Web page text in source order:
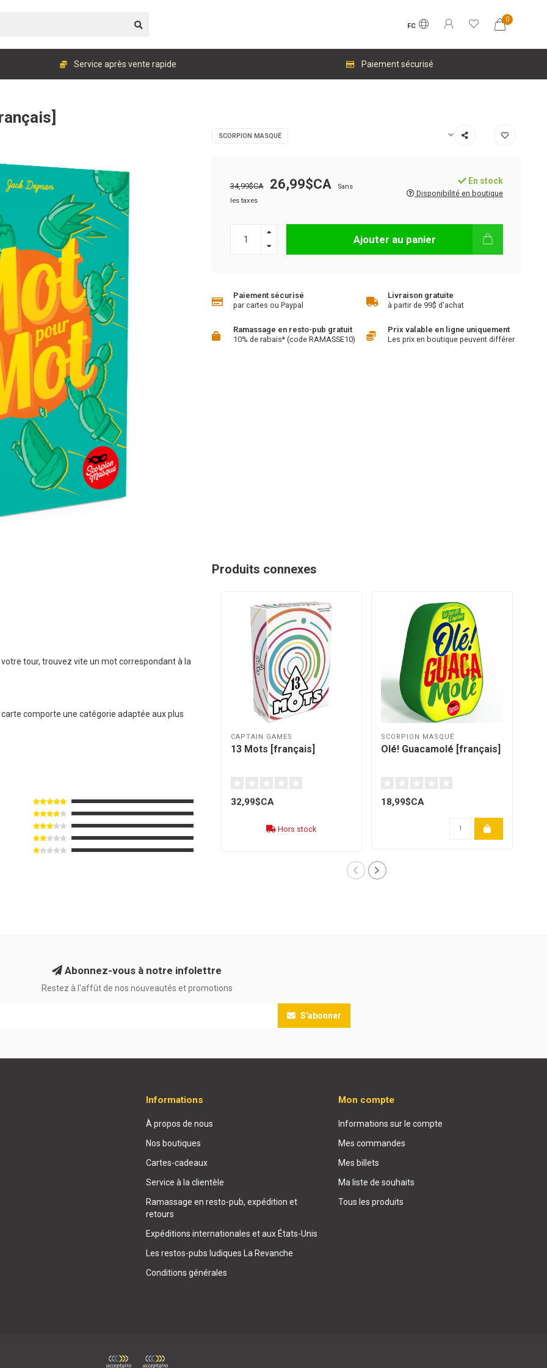
FC
0
Service après vente rapide Paiement sécurisé
SCORPION MASQUÉ
34,99$CA 26,99$CA
Sans
les taxes
En stock
Disponibilité en boutique
Ajouter au panier
Paiement sécurisé
par cartes ou Paypal
Livraison gratuite
à partir de 99$ d'achat
Ramassage en resto-pub gratuit
10% de rabais* (code RAMASSE10)
Prix valable en ligne uniquement
Les prix en boutique peuvent différer
tour, trouvez vite un mot correspondant à la
comporte une catégorie adaptée aux plus
Produits connexes
CAPTAIN GAMES
13 Mots [français]
32,99$CA
Hors stock
SCORPION MASQUÉ
Olé! Guacamolé [français]
18,99$CA
Abonnez-vous à notre infolettre
Restez à l'affût de nos nouveautés et promotions
S'abonner
Informations
À propos de nous
Nos boutiques
Cartes-cadeaux
Service à la clientèle
Ramassage en resto-pub, expédition et
retours
Expéditions internationales et aux États-Unis
Les restos-pubs ludiques La Revanche
Conditions générales
Mon compte
Informations sur le compte
Mes commandes
Mes billets
Ma liste de souhaits
Tous les produits